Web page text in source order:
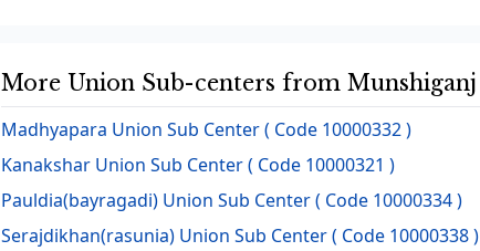
More Union Sub-centers from Munshiganj
Madhyapara Union Sub Center ( Code 10000332 )
Kanakshar Union Sub Center ( Code 10000321 )
Pauldia(bayragadi) Union Sub Center ( Code 10000334 )
Serajdikhan(rasunia) Union Sub Center ( Code 10000338 )